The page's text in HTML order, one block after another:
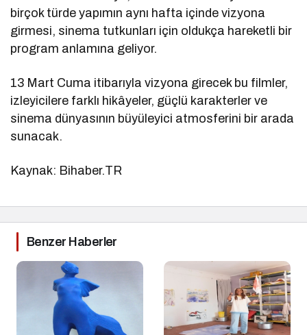
birçok türde yapımın aynı hafta içinde vizyona
girmesi, sinema tutkunları için oldukça hareketli bir
program anlamına geliyor.
13 Mart Cuma itibarıyla vizyona girecek bu filmler,
izleyicilere farklı hikâyeler, güçlü karakterler ve
sinema dünyasının büyüleyici atmosferini bir arada
sunacak.
Kaynak: Bihaber.TR
Benzer Haberler